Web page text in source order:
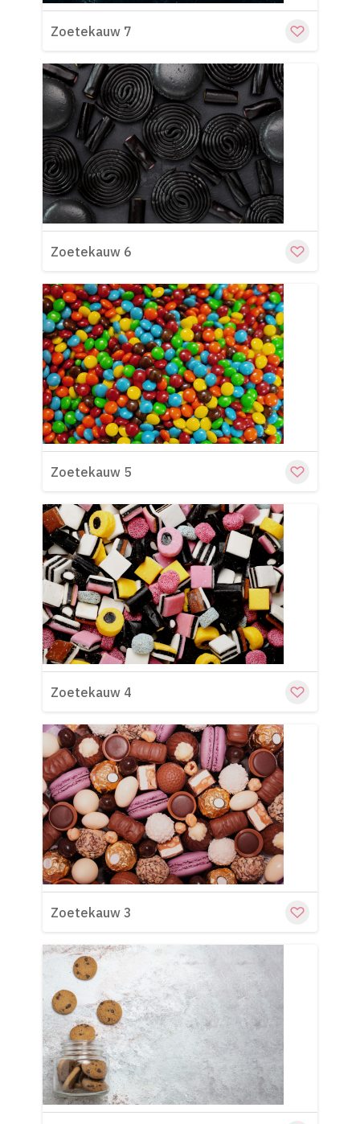
Zoetekauw 7
Zoetekauw 6
Zoetekauw 5
Zoetekauw 4
Zoetekauw 3